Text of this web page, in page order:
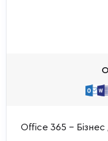
Office 365 - Бізнес